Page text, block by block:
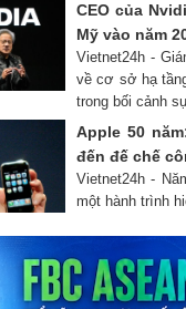
CEO của
Mỹ vào năm
Vietnet24h -
về cơ sở hạ
trong bối cảnh
Apple 50
đến đế chế
Vietnet24h -
một hành trình